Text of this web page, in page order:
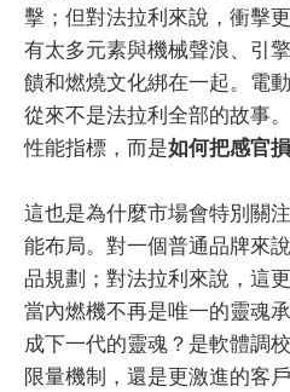
擊；但對法拉利來說，衝擊
有太多元素與機械聲浪、引
饋和燃燒文化綁在一起。電
從來不是法拉利全部的故事
性能指標，而是如何把感官
這也是為什麼市場會特別關
能布局。對一個普通品牌來
品規劃；對法拉利來說，這
當內燃機不再是唯一的靈魂
成下一代的靈魂？是軟體調
限量機制，還是更激進的客